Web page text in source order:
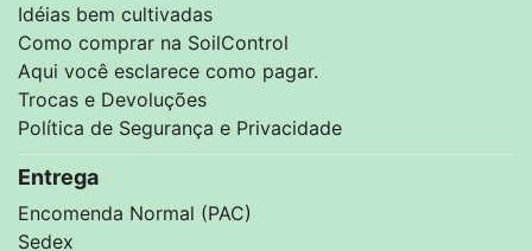
Idéias bem cultivadas
Como comprar na SoilControl
Aqui você esclarece como pagar.
Trocas e Devoluções
Política de Segurança e Privacidade
Entrega
Encomenda Normal (PAC)
Sedex